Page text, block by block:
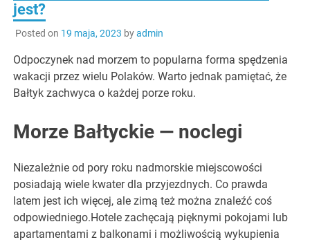
jest?
Posted on 19 maja, 2023 byadmin
Odpoczynek nad morzem to popularna forma spędzenia
wakacji przez wielu Polaków. Warto jednak pamiętać, że
Bałtyk zachwyca o każdej porze roku.
Morze Bałtyckie — noclegi
Niezależnie od pory roku nadmorskie miejscowości
posiadają wiele kwater dla przyjezdnych. Co prawda
latem jest ich więcej, ale zimą też można znaleźć coś
odpowiedniego.Hotele zachęcają pięknymi pokojami lub
apartamentami z balkonami i możliwością wykupienia